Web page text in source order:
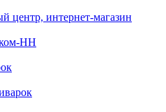
центр, интернет-магазин
НН